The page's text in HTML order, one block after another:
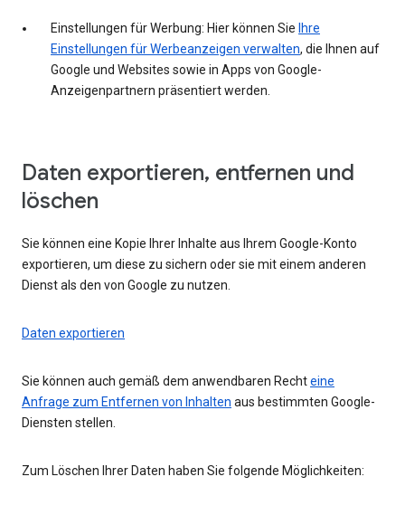
Einstellungen für Werbung: Hier können Sie Ihre
Einstellungen für Werbeanzeigen verwalten, die Ihnen auf
Google und Websites sowie in Apps von Google-
Anzeigenpartnern präsentiert werden.
Daten exportieren, entfernen und
löschen
Sie können eine Kopie Ihrer Inhalte aus Ihrem Google-Konto
exportieren, um diese zu sichern oder sie mit einem anderen
Dienst als den von Google zu nutzen.
Daten exportieren
Sie können auch gemäß dem anwendbaren Rechteine
Anfrage zum Entfernen von Inhalten aus bestimmten Google-
Diensten stellen.
Zum Löschen Ihrer Daten haben Sie folgende Möglichkeiten: